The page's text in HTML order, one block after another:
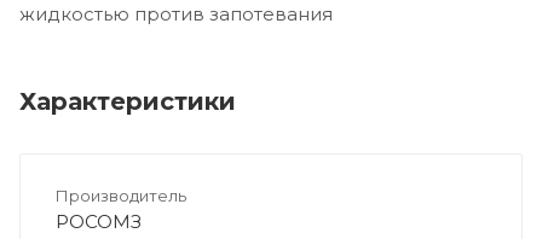
жидкостью против запотевания
Характеристики
Производитель
РОСОМЗ